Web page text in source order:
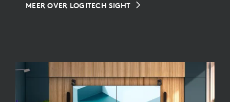
MEER OVER LOGITECH SIGHT